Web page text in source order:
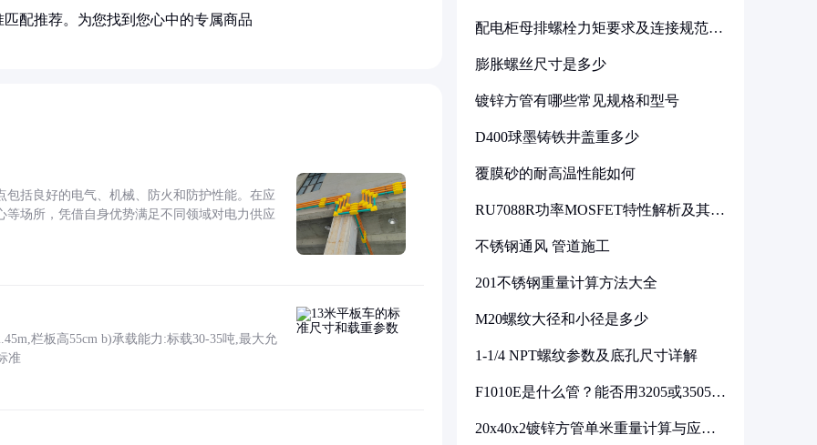
配推荐。为您找到您心中的专属商品
括良好的电气、机械、防火和防护性能。在应
场所，凭借自身优势满足不同领域对电力供应
栏板高55cm b)承载能力:标载30-35吨,最大允
准
配电柜母排螺栓力矩要求及连接规范详
膨胀螺丝尺寸是多少
镀锌方管有哪些常见规格和型号
D400球墨铸铁井盖重多少
覆膜砂的耐高温性能如何
RU7088R功率MOSFET特性解析及其在
不锈钢通风 管道施工
201不锈钢重量计算方法大全
M20螺纹大径和小径是多少
1-1/4 NPT螺纹参数及底孔尺寸详解
F1010E是什么管？能否用3205或3505代
20x40x2镀锌方管单米重量计算与应用